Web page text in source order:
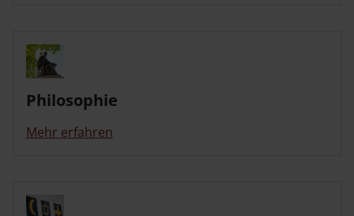
Philosophie
Mehr erfahren